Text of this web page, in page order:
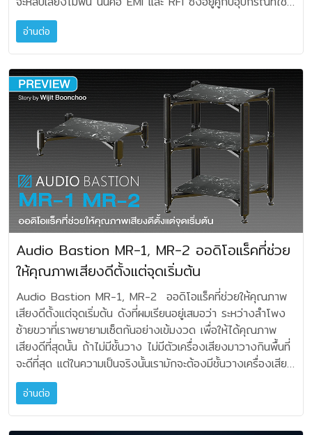
จำเป็นต้องขยับไปรุ่นที่แพงกว่านี้แต่อย่างใด ผลการทดสอบ เรา
จะได้รับผลทางด้านคุณภาพเสียงที่ดี และยังคงรักษาความแม่นยำ
ของเฟสเสียง ทำให้เกิดโทนัลบาลานซ์ที่ดี อันเป็นผลที่มาจากหลัก
ปรัชญาด้านการลด "Phase Distortion" หรือการบิดเบือนของ
เฟสสัญญาณ และการจัดการเรื่อง "Timing" อันเป็นหัวใจสำคัญ
ทำให้เสียงที่ได้ มีจังหวะจะโคนแม่น ตรง เป็นสามมิติ คือการอัป
เกรดที่คุ้มค่าสำหรับผู้ที่ชอบรายละเอียดและความใสกระจ่าง แต่
ต้องการเสียงที่มีเนื้อหนังและมีความเป็นดนตรีที่สมดุลเป็น
ธรรมชาติมากขึ้นกว่ารุ่นเดิม คำจำกัดความสั้นๆ คือ Tellurium
Q Silver III นำเครื่องเสียงทั้งชุดของเรา คืนสู่ธรรมชาติของ
เสียงในทุกรายละเอียดไม่ปรุงแต่งเกินจริง เป็นการลงทุนที่คุ้มค่า
อย่างมากครับ Reference: Accuphase DP 570S
Accuphase E4000 Harbeth Monitor 30.3 XD2 ราคา
จำหน่าย : Tellurium Q Silver III (2026) สายลำโพง
Tellurium Q Silver III 2.5 M (31,700) Tellurium Q
Silver III Jumper (6,500) Tellurium Q Silver III RCA 1
M (21,000) Tellurium Q Silver III XLR 1 M (28,000)
Tellurium Q Silver III USB 1 M (24,500) Tellurium Q
Silver III Phon RCA 1 M (21,000) Tellurium Q Silver
III Power 1.5 M (69,000) สอบถามเพิ่มเติมได้ที่ SoundBox
โทร: 089-920-8297 ตัวแทนจำหน่าย: Sound Box 089-
920-8297 คุณโจ้ . HiFi House 096-978-7424 คุณ
เอ็ม . HiFi 99 081-999-1699 คุณนะ . Inter HiFi 094-
124-2732 คุณโมท . TSV 081-657-3397 คุณท็อป . Audi
Home HiFi 089-028-7117 คุณตั้ม . Audio Mate 081-
สังเกตได้ง่ายๆ ก็คือ เมื่อเราวางไม่ถูกจุดตำแหน่ง จะรู้สึกว่าน้ำ
หนักเสียงเบาบางลง เบสลอยๆ ไร้พลัง เวทีเสียงไม่แม่น บางที
รู้สึกได้ถึงความเกร็งแข็ง อาจเป็นเหตุที่ทำให้หลายคนเข้าใจผิดว่า
AUVA EQ เปลี่ยนเสียงนิดเดียว แต่จริงๆ คือวางตำแหน่งผิด
วิธีทดสอบความถูกต้องในการวางรองอย่างง่ายๆ คือ เปิดเพลง
ที่มีเสียงร้องหรือความถี่กลางชัดๆ และมีเบสเดินต่อเนื่องถ้าวาง
ถูกต้อง เสียงร้องนิ่งตรงกลางเป๊ะ ฉากหลังเงียบขึ้น เบสหยุด
สนิทไม่เบลอบวม จากการทดสอบใช้ StackAudio AUVA EQ
เบอร์ 2 สามตัว วางรองใต้เครื่องเล่น SACD ของ
Accuphase DP-570S (น้ำหนักเครื่อง 18.4 กิโลกรัม) ที่มี
กลไกอ่านแผ่นอยู่ค่อนไปด้านหน้า และหม้อแปลงใหญ่อยู่ด้านใน
น้ำหนักอาจจะเทมาทางด้านหน้ามากกว่าด้านหลัง 60:40 ในวิธี
การเดียวกันนี้ผมใช้ AUVA EQ รองกับเครื่อง DAC อย่าง
NAD M51 และ DENON DCD 2500NE ผลลัพธ์ที่ชัดเจนมาก
คือ เสียงจะเรียบสะอาดขึ้น อิมเมจแม่นยำ และเวทีตื้นลึกของซา
วนด์สเตทดียิ่งขึ้น การทอดตัวปลายเสียงแหลม ต้องบอกว่า
สวยงามน่าดูชมแบบไม่ต้องลุ้นครับ บางอัลบั้ม บางเพลงนี่ทำเอา
ตะลึงได้เลย ในกรณีใช้ StackAudio AUVA EQ (CSA
2) จำนวน 3 ตัว รองกับแอมปลิไฟร์สองสามเครื่องที่ผมใช้งาน
ผลที่ได้ก็น่าสนใจมากสำหรับภาคขยายเสียงทั้งหลาย คือจะให้ผล
ด้านพลังอิ่มเอิบของเสียงมากขึ้นกับภาคขยาย มีรายละเอียด
หยุมหยิมเล็กๆ น้อยๆ แสดงผลออกมาอย่างน่าแปลกใจเลยละครับ
แม้แต่แอมป์รุ่นกลางๆ อย่าง NAD C 3050 ก็ให้ผลทำนอง
เดียวกัน StackAudio AUVA EQ เป็นอุปกรณ์รองใต้เครื่อง
ที่ใช้วิธีการโอนถ่ายพลังงานสั่นออกไปจากเครื่องเสียงอย่างมี
เองเลย จะดีกว่าครับ ในที่นี้ผมใช้ชุดสไปก์และตัวรอง รุ่น
SP-100-GE ซึ่งมีอุปกรณ์ 4 ชุด อยู่ในกล่องมาติดตั้งด้านใต้
เพลท ซึ่งอุปกรณ์ส่วนนี้ ทางตัวแทนจำหน่ายจะจัดแถมมาให้
พร้อมกันโดยไม่ต้องซื้อเพิ่มเติม การจัดวางเพลทลงบนพื้น
แรกสุดแนะนำว่า ควรใช้ตัววัดระดับลูกน้ำทำการปรับตั้งให้ทั้ง 4
มุมของเพลทนั้น ได้ศูนย์จริงๆ จากนั้นจึงนำเอาเครื่องเสียงวาง
ลงบนเพลทได้เลยครับ ลำดับในการทดสอบนั้น ผมเริ่มจาก
การนำเอาเครื่องเล่น SACD และเครื่องเล่นแผ่นเสียงมาวางสลับ
กันไป ในแต่ละช่วงเวลา หลังจากนั้นเปลี่ยนมาทดลองกับอินทิเกร
เต็ดแอมป์ และ DAC คืออยากทำความเข้าใจก่อนว่า นี่คงจะ
เป็นเพลทชนิดเดียวที่ใช้เทคโนโลยีในการสลายแรงสั่นไมโคร
ไวเบรชั่น จากทั้งภายในตัวเครื่องเสียงเอง และการสั่นไวเบรชั่น
จากภายนอก ควบคู่กันไป ผลสรุปที่น่าตื่นตาตื่นใจคือ ผลที่มี
ต่อเครื่องเล่นแผ่นเสียงและเครื่องเล่น SACD / CD ครับ ต้อง
บอกว่า เสียงดีๆ มาทันใจ แบบไม่ต้องตั้งใจฟัง ก็ฟังออกถึงทุก
ความเปลี่ยนแปลง แค่นำเครื่องลงไปวางบนเพลท SCB-RS-
HC50G ไม่เกิน 3-4 นาที เสียงเดิมจะเปลี่ยนไปในทันที!!! คือเรา
จะพบได้เลยกับความแตกต่างในเรื่องของปลายเสียงแหลมพลิ้วที่
ทอดยาวมากขึ้น เสียงร้องหรือย่านความถี่มิดเร้นจ์ดูสมจริง หลุด
ลอยออกมาแบบว่าเหมือนหนังคนละม้วนกับเสียงที่เราฟังอยู่ทุกวัน
จุดเด่นที่สุดของออดิโอบอร์ด SCB-RS-HC50G ก็คือการแสดง
ผลของเสียงที่มีมิติ หรือ Dimension สวยงามในทันทีทันใด
และหากผมทดลองยกเครื่องออกไปจากแผ่นเพลท ก็เป็นเรื่องเลย
ครับ มิติเสียงจะหุบลงมาทันที เล่นเอางงไปเลยว่า แผ่นรองเครื่อง
อะไรหนอจะมีอิทธิพลต่อคุณภาพเสียงถึงเพียงนี้ ถ้ายิ่งเป็น
บิดเบือนเสียงต้นฉบับ!!! คุณสมบัติอย่างหนึ่งที่ผมมักจะพบ
ในปรีโฟโนระดับเริ่มต้นทั่วไปมักมีสองอาการต่อไปนี้ คือ
Flatness หรือ Dullness เป็นเหตุที่ทำให้ไม่กล้าเล่นปรีโฟโนราคา
พื้นๆ ซึ่งจะขออธิบายง่ายๆว่า Flatness เสียงในแบบโทน
เสียงแบนราบเสมอกัน แต่มาในแบบขาดไดนามิก เสียงเบาหรือดัง
ก็ไม่ค่อยมีอะไรเด่น ฟังแล้วรู้สึกไม่น่าสนใจ เหมือนไม่มีแรงปะทะ
เวทีเสียง เสียงแบนๆ เวทีเสียง ไม่ลึกไม่กว้าง ส่วน
Dullness ที่หมายถึงเสียงทึบ มัว มืด ขาดประกายโทนเสียงค่อน
ไปทางมืด (Dark) นั่นเอง ต้องชื่นชม ดีใจที่ Rega
FONO MINI A2D MK2 พาเราหลุดพ้นออกจากสิ่งบกพร่อง
หรือวังวนเหล่านั้นได้อย่างหมดจดเลยทีเดียว เสียงโดย
รวมของ Rega FONO MINI A2D MK2 คือสัญลักษณ์ของ
ความเป็นอนาล็อก อุ่นอิ่ม สมดุล เบสชัดเจนไม่บวม เสียงกลาง
สวยงามไม่กระด้าง เหมาะกับหลากหลายแนวเพลง ส่งผ่านทุกราย
ละเอียดเสียงครบในช่วงปลายแหลมใสสะอาดแบบพอดิบพอดี นี่ละ
เสียงอนาล็อกที่สวยงามเสมอ โดยเฉพาะในแง่เสียงรบกวนต่ำ
สุด ผมยกให้เลยครับว่า Rega FONO MINI A2D MK2 เป็น
ปรีโฟโนขนาดย่อมที่ทำได้ดีงาม เป็นที่น่าพอใจมาก
สำหรับฟีเจอร์เสริมที่มี Output แบบ USB ช่วยให้ริปแผ่นไวนิล
เป็นไฟล์ดิจิตอล เท่ากับดึงโลกวินเทจสู่โลก “ไฟล์เพลง” ได้
สะดวก และเพื่อให้เหมาะกับระดับความแรงค่าหัวเข็ม Rega
FONO MINI A2D MK2 มีเกนโวลุ่มมาให้ปรับสำหรับการบันทึก
ดิจิตอลผ่าน USB ได้ด้วย ดังนั้นถ้าคุณต้องการเก็บในคอมฯ
จัดเก็บไว้ได้สะดวกมาก เป็นอีกรูปแบบหนึ่งที่ Rega มอบให้กับ
ออดิโอไฟล์ ผมเห็นด้วยกับสื่อต่างประเทศ ที่ยกให้
แบบไม่ใช้ไฟ หรือจะเรียกว่า ทำงานด้วยระบบแพสสีพนั่นเอง
อุปกรณ์จะใช้วัสดุเฉพาะ เช่น เนื้อไม้ ทองแดงบริสุทธิ์, แร่ธาตุ
ธรรมชาติ มุ่งลด EMI/RFI สัญญาณรบกวนจาก
คลื่นแม่เหล็กไฟฟ้า ออกแบบให้เสียงจากต้นฉบับเพลงมีความนิ่ง
สงบและเปิดเผยรายละเอียดครบถ้วนมากที่สุด Entreq
Silver Minimus Tungsten เป็นหนึ่งในกล่องกราวด์
Single‑cell ground box ระดับมิดเอ็นด์ของ Entreq เป็นรุ่น
พัฒนาต่อยอดมาจาก Silver Minimus โดยมีการปรับสูตรผงแร่
ภายใน (mineral mixture) ให้ใกล้เคียงกับรุ่น Olympus 10
T โดยเพิ่มส่วนผสมของ “ทังสเตน (Tungsten)” เข้าไป และมี
การปรับระบบกันสั่น (vibration damping) ด้วยปลาย Spike
อะลูมิเนียมแบบพิเศษ สำหรับตัวกล่องใช้ไม้โอ๊ค (oak)
ธรรมชาติ ที่มีขนาด กว้าง 170 × สูง 170 × ลึก 190 มม.
ภายในมีส่วนผสมของ Mineral mix ที่มีองค์ประกอบของโลหะ
ได้แก่ ทอง, เงิน, ทองแดง, สังกะสี, แมกนีเซียม ในอัตราส่วนที่
ไม่ได้เปิดเผยชัดเจน แต่กล่าวว่ามีแร่เงินมากกว่า 30 เปอร์เซ็นต์
และเสริมแร่ทังสเตนเข้าไป มีขั้วเชื่อมต่อกราวด์เป็นทองแดง
(copper binding post) ถ้าถามว่า การเพิ่มส่วน
ผสมของทังสเตนเพื่ออะไร? คำตอบคือ เพื่อเพิ่มประสิทธิภาพใน
การต้านทานสัญญาณรบกวน (noise) ให้มากขึ้น ซึ่งจะก่อผล
ด้านความสงัดเสียงอย่างชัดเจนยิ่งขึ้น รุ่นนี้จะเป็นเวอร์ชันที่ 3
ของ Silver Minimus ที่มีการปรับปรุง เมื่อใช้คำว่า
“Tungsten” เพื่อบ่งบอกถึงการผสมวัสดุใหม่ที่มี Tungsten
เข้าไปด้วย ทำให้ได้ประสิทธิภาพสูงขึ้น จากการทดสอบส่วนตัว
ของผมนับตั้งแต่รุ่นเดิม Silver Minimus มาถึงรุ่นใหม่ พบว่ากับ
Silver Minimus Tungsten แล้ว ในแง่รายละเอียดเสียงเล็กๆ
ไฟฟ้าทุกชนิด โดยเฉพาะเครื่องเสียงจะมีผลในการถูกรบกวนที่ชัด
แจ้งมาก อธิบายความสั้นๆ ว่า EMI (Electromagnetic
Interference) คือการรบกวนที่เกิดจากสนามแม่เหล็กไฟฟ้า ซึ่ง
อาจมาจากอุปกรณ์อิเล็กทรอนิกส์หรือไฟฟ้าต่างๆ ส่งผลกระทบ
ต่ออุปกรณ์อื่นๆ เป็นทอดๆ ไป ถ้าเราสังเกตจะพบว่า จะมีเสียงซ่า
ในลำโพงเมื่อมือถือมีสายเรียกเข้า หน้าจอคอมพิวเตอร์สั่นหรือกระ
พริบเมื่ออยู่ใกล้อุปกรณ์กำลังสูง การรบกวนสัญญาณในเครื่อง
เล่นสตรีมมิ่งที่ก่อผลให้เสียงเกร็งแข็งเป็นต้น ในส่วน RFI
(Radio Frequency Interference) คือการรบกวนจากคลื่น
ความถี่วิทยุ อาจกล่าวได้ว่า RFI เป็น ส่วนหนึ่งของ EMI ที่เกิด
ขึ้นเฉพาะในย่านความถี่วิทยุ โดยทั่วไปคือ 10 kHz – 300
GHz ซึ่งรบกวนระบบที่ใช้สัญญาณวิทยุ ในชีวิตประจำวัน
RFI สามารถรบกวนสัญญาณโทรศัพท์หรือระบบ GPS หรือมี
เสียงแทรกจากคลื่นวิทยุ เมื่อเราเปิดเครื่องขยายเสียง โดยเฉพาะ
ท่านที่มีอาคารบ้านเรือนใกล้กับสถานีส่งวิทยุ FURUTECH
ก่อตั้งขึ้นมาเพื่อค้นคว้าวิจัยงานด้านอุปกรณ์ลดสัญญาณรบกวน
โดยเฉพาะ เป็นผู้นำในแวดวงออดิโอไฟล์ และนำเสนอผลิตภัณฑ์
ทางเทคโนโลยีที่สร้างปรากฏการณ์ใหม่ๆ อยู่เสมอ อุปกรณ์สาย
ต่อเชื่อม คั่นกลางระหว่างสายไฟ AC กับตัวเครื่องเสียง รุ่น
Flow‑28 NCF คือความก้าวล้ำนำหน้าอีกครั้ง ที่เราจะมาทดสอบ
ใช้งานกันครับ แม้จะเป็นอุปกรณ์ชิ้นย่อมๆ แต่ Flow‑28
NCF ติดตั้งตัวกรอง EMI แบบขนาน (ไฟล์เตอร์ความถี่สูง) ที่
ช่วยลดสัญญาณรบกวนได้ถึง 10 dB ที่ 1 MHz หรือ
มากกว่า 30 dB ที่ 10 MHz องค์ประกอบคือชุดสายคุณภาพสูง
แบบ Alpha และวัสดุ GC‑303 ซึ่งเพิ่มประสิทธิภาพในการลด
อ่านต่อ
Audio Bastion MR-1, MR-2 ออดิโอแร็คที่ช่วย
ให้คุณภาพเสียงดีตั้งแต่จุดเริ่มต้น
Audio Bastion MR-1, MR-2 ออดิโอแร็คที่ช่วยให้คุณภาพ
เสียงดีตั้งแต่จุดเริ่มต้น ดังที่ผมเรียนอยู่เสมอว่า ระหว่างลำโพง
ซ้ายขวาที่เราพยายามเซ็ตกันอย่างเข้มงวด เพื่อให้ได้คุณภาพ
เสียงดีที่สุดนั้น ถ้าไม่มีชั้นวาง ไม่มีตัวเครื่องเสียงมาวางกินพื้นที่
จะดีที่สุด แต่ในความเป็นจริงนั้นเรามักจะต้องมีชั้นวางเครื่องเสียง
หรือ Audio Rack มาวางคั่นกลางเสมอ และชั้นวางเครื่อง
เสียงที่ทำให้เกิดผลกระทบต่อคลื่นเสียงจากลำโพงก็จะก่อผลเสีย
ได้ หากชั้นวางดังกล่าวมีการสั่นสะเทือนหรือไวเบรชั่นใดๆ ขึ้นมา
ถ้าจะต้องจัดระบบเครื่องเสียงโดยมี Audio Rack เป็นองค์
อ่านต่อ